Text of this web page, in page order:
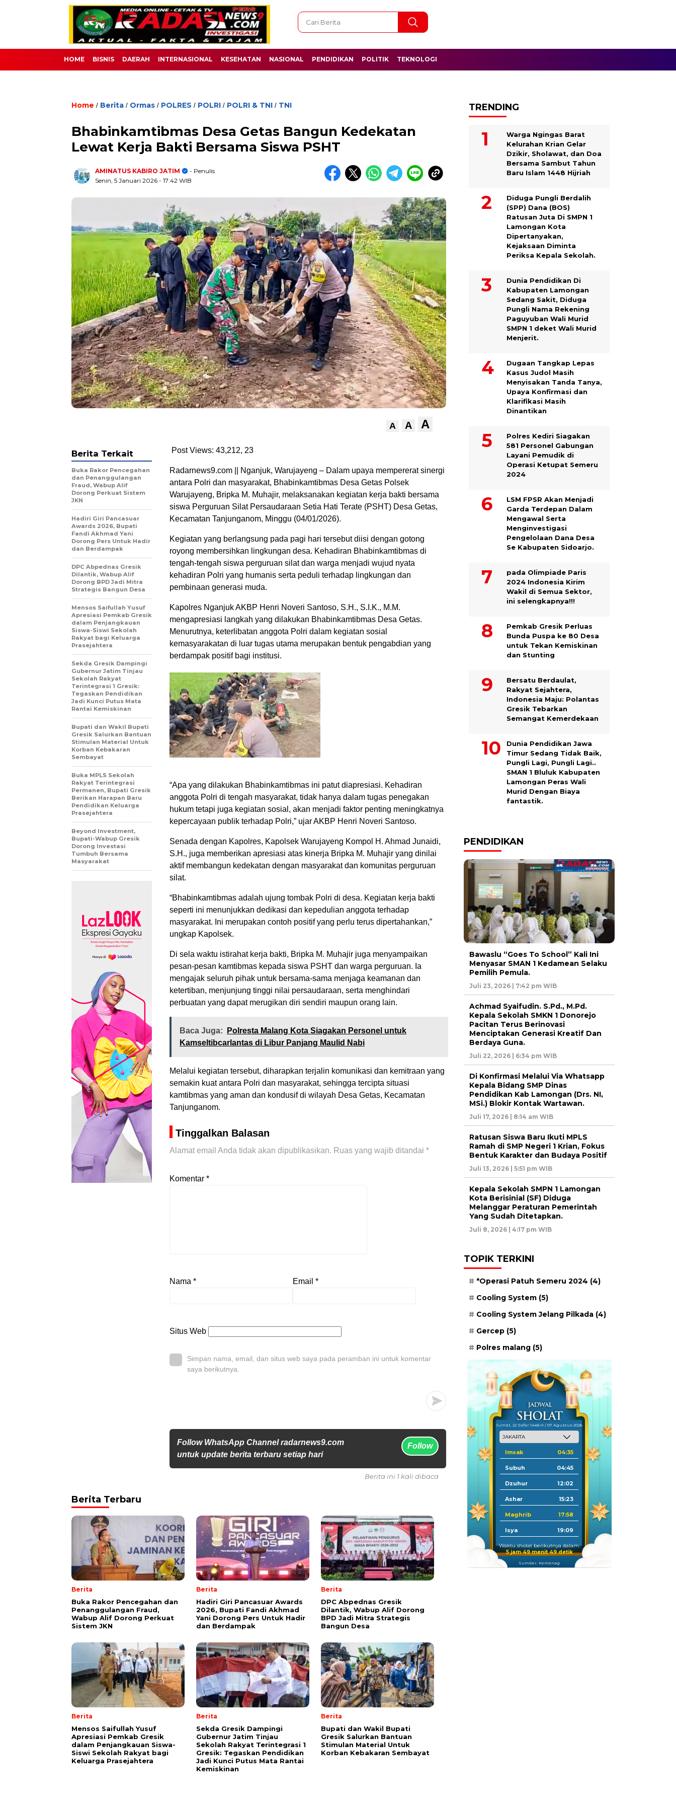
HOME BISNIS DAERAH INTERNASIONAL KESEHATAN NASIONAL PENDIDIKAN POLITIK TEKNOLOGI
Home / Berita / Ormas / POLRES / POLRI / POLRI & TNI / TNI
Bhabinkamtibmas Desa Getas Bangun Kedekatan
Lewat Kerja Bakti Bersama Siswa PSHT
AMINATUS KABIRO JATIM
- Penulis
Senin, 5 Januari 2026 - 17:42 WIB
A A A
Post Views: 43,212, 23
Radarnews9.com || Nganjuk, Warujayeng – Dalam upaya mempererat sinergi
antara Polri dan masyarakat, Bhabinkamtibmas Desa Getas Polsek
Warujayeng, Bripka M. Muhajir, melaksanakan kegiatan kerja bakti bersama
siswa Perguruan Silat Persaudaraan Setia Hati Terate (PSHT) Desa Getas,
Kecamatan Tanjunganom, Minggu (04/01/2026).
Kegiatan yang berlangsung pada pagi hari tersebut diisi dengan gotong
royong membersihkan lingkungan desa. Kehadiran Bhabinkamtibmas di
tengah-tengah siswa perguruan silat dan warga menjadi wujud nyata
kehadiran Polri yang humanis serta peduli terhadap lingkungan dan
pembinaan generasi muda.
Kapolres Nganjuk AKBP Henri Noveri Santoso, S.H., S.I.K., M.M.
mengapresiasi langkah yang dilakukan Bhabinkamtibmas Desa Getas.
Menurutnya, keterlibatan anggota Polri dalam kegiatan sosial
kemasyarakatan di luar tugas utama merupakan bentuk pengabdian yang
berdampak positif bagi institusi.
“Apa yang dilakukan Bhabinkamtibmas ini patut diapresiasi. Kehadiran
anggota Polri di tengah masyarakat, tidak hanya dalam tugas penegakan
hukum tetapi juga kegiatan sosial, akan menjadi faktor penting meningkatnya
kepercayaan publik terhadap Polri,” ujar AKBP Henri Noveri Santoso.
Senada dengan Kapolres, Kapolsek Warujayeng Kompol H. Ahmad Junaidi,
S.H., juga memberikan apresiasi atas kinerja Bripka M. Muhajir yang dinilai
aktif membangun kedekatan dengan masyarakat dan komunitas perguruan
silat.
“Bhabinkamtibmas adalah ujung tombak Polri di desa. Kegiatan kerja bakti
seperti ini menunjukkan dedikasi dan kepedulian anggota terhadap
masyarakat. Ini merupakan contoh positif yang perlu terus dipertahankan,”
ungkap Kapolsek.
Di sela waktu istirahat kerja bakti, Bripka M. Muhajir juga menyampaikan
pesan-pesan kamtibmas kepada siswa PSHT dan warga perguruan. Ia
mengajak seluruh pihak untuk bersama-sama menjaga keamanan dan
ketertiban, menjunjung tinggi nilai persaudaraan, serta menghindari
perbuatan yang dapat merugikan diri sendiri maupun orang lain.
Baca Juga:
Polresta Malang Kota Siagakan Personel untuk
Kamseltibcarlantas di Libur Panjang Maulid Nabi
Melalui kegiatan tersebut, diharapkan terjalin komunikasi dan kemitraan yang
semakin kuat antara Polri dan masyarakat, sehingga tercipta situasi
kamtibmas yang aman dan kondusif di wilayah Desa Getas, Kecamatan
Tanjunganom.
Tinggalkan Balasan
Alamat email Anda tidak akan dipublikasikan. Ruas yang wajib ditandai *
Komentar *
Nama * Email *
Situs Web
Simpan nama, email, dan situs web saya pada peramban ini untuk komentar
saya berikutnya.
Follow WhatsApp Channel radarnews9.com
untuk update berita terbaru setiap hari
Follow
Berita Terkait
Buka Rakor Pencegahan
dan Penanggulangan
Fraud, Wabup Alif
Dorong Perkuat Sistem
JKN
Hadiri Giri Pancasuar
Awards 2026, Bupati
Fandi Akhmad Yani
Dorong Pers Untuk Hadir
dan Berdampak
DPC Abpednas Gresik
Dilantik, Wabup Alif
Dorong BPD Jadi Mitra
Strategis Bangun Desa
Mensos Saifullah Yusuf
Apresiasi Pemkab Gresik
dalam Penjangkauan
Siswa-Siswi Sekolah
Rakyat bagi Keluarga
Prasejahtera
Sekda Gresik Dampingi
Gubernur Jatim Tinjau
Sekolah Rakyat
Terintegrasi 1 Gresik:
Tegaskan Pendidikan
Jadi Kunci Putus Mata
Rantai Kemiskinan
Bupati dan Wakil Bupati
Gresik Salurkan Bantuan
Stimulan Material Untuk
Korban Kebakaran
Sembayat
Buka MPLS Sekolah
Rakyat Terintegrasi
Permanen, Bupati Gresik
Berikan Harapan Baru
Pendidikan Keluarga
Prasejahtera
Beyond Investment,
Bupati-Wabup Gresik
Dorong Investasi
Tumbuh Bersama
Masyarakat
Berita ini 1 kali dibaca
Berita Terbaru
Berita
Buka Rakor Pencegahan dan
Penanggulangan Fraud,
Wabup Alif Dorong Perkuat
Sistem JKN
Berita
Hadiri Giri Pancasuar Awards
2026, Bupati Fandi Akhmad
Yani Dorong Pers Untuk Hadir
dan Berdampak
Berita
DPC Abpednas Gresik
Dilantik, Wabup Alif Dorong
BPD Jadi Mitra Strategis
Bangun Desa
Berita
Mensos Saifullah Yusuf
Apresiasi Pemkab Gresik
dalam Penjangkauan Siswa-
Siswi Sekolah Rakyat bagi
Keluarga Prasejahtera
Berita
Sekda Gresik Dampingi
Gubernur Jatim Tinjau
Sekolah Rakyat Terintegrasi 1
Gresik: Tegaskan Pendidikan
Jadi Kunci Putus Mata Rantai
Kemiskinan
Berita
Bupati dan Wakil Bupati
Gresik Salurkan Bantuan
Stimulan Material Untuk
Korban Kebakaran Sembayat
TRENDING
Warga Ngingas Barat
Kelurahan Krian Gelar
Dzikir, Sholawat, dan Doa
Bersama Sambut Tahun
Baru Islam 1448 Hijriah
Diduga Pungli Berdalih
(SPP) Dana (BOS)
Ratusan Juta Di SMPN 1
Lamongan Kota
Dipertanyakan,
Kejaksaan Diminta
Periksa Kepala Sekolah.
Dunia Pendidikan Di
Kabupaten Lamongan
Sedang Sakit, Diduga
Pungli Nama Rekening
Paguyuban Wali Murid
SMPN 1 deket Wali Murid
Menjerit.
Dugaan Tangkap Lepas
Kasus Judol Masih
Menyisakan Tanda Tanya,
Upaya Konfirmasi dan
Klarifikasi Masih
Dinantikan
Polres Kediri Siagakan
581 Personel Gabungan
Layani Pemudik di
Operasi Ketupat Semeru
2024
LSM FPSR Akan Menjadi
Garda Terdepan Dalam
Mengawal Serta
Menginvestigasi
Pengelolaan Dana Desa
Se Kabupaten Sidoarjo.
pada Olimpiade Paris
2024 Indonesia Kirim
Wakil di Semua Sektor,
ini selengkapnya!!!
Pemkab Gresik Perluas
Bunda Puspa ke 80 Desa
untuk Tekan Kemiskinan
dan Stunting
Bersatu Berdaulat,
Rakyat Sejahtera,
Indonesia Maju: Polantas
Gresik Tebarkan
Semangat Kemerdekaan
Dunia Pendidikan Jawa
Timur Sedang Tidak Baik,
Pungli Lagi, Pungli Lagi..
SMAN 1 Bluluk Kabupaten
Lamongan Peras Wali
Murid Dengan Biaya
fantastik.
PENDIDIKAN
Bawaslu “Goes To School” Kali Ini
Menyasar SMAN 1 Kedamean Selaku
Pemilih Pemula.
Juli 23, 2026 | 7:42 pm WIB
Achmad Syaifudin. S.Pd., M.Pd.
Kepala Sekolah SMKN 1 Donorejo
Pacitan Terus Berinovasi
Menciptakan Generasi Kreatif Dan
Berdaya Guna.
Juli 22, 2026 | 6:34 pm WIB
Di Konfirmasi Melalui Via Whatsapp
Kepala Bidang SMP Dinas
Pendidikan Kab Lamongan (Drs. NI,
MSi.) Blokir Kontak Wartawan.
Juli 17, 2026 | 8:14 am WIB
Ratusan Siswa Baru Ikuti MPLS
Ramah di SMP Negeri 1 Krian, Fokus
Bentuk Karakter dan Budaya Positif
Juli 13, 2026 | 5:51 pm WIB
Kepala Sekolah SMPN 1 Lamongan
Kota Berisinial (SF) Diduga
Melanggar Peraturan Pemerintah
Yang Sudah Ditetapkan.
Juli 8, 2026 | 4:17 pm WIB
TOPIK TERKINI
*Operasi Patuh Semeru 2024 (4)
Cooling System (5)
Cooling System Jelang Pilkada (4)
Gercep (5)
Polres malang (5)
Jum'at, 22 Safar 1448 H / 07 Agustus 2026
Imsak 04:35
Subuh 04:45
Dzuhur 12:02
Ashar 15:23
Maghrib 17:58
Isya 19:09
Waktu sholat berikutnya dalam:
5 jam 49 menit 47 detik
Sumber: Kemenag